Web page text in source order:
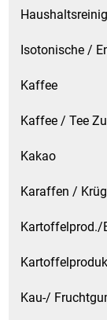
Isotonische /
Kaffee
Kaffee / Tee
Kakao
Karaffen /
Kartoffelprod./
Kau-/